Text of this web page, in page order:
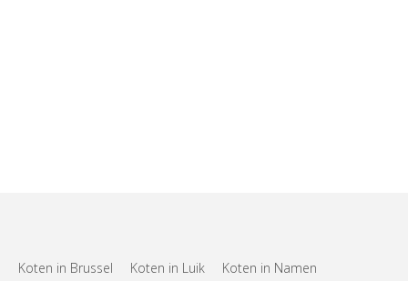
Koten in Brussel Koten in Luik
Koten in Namen